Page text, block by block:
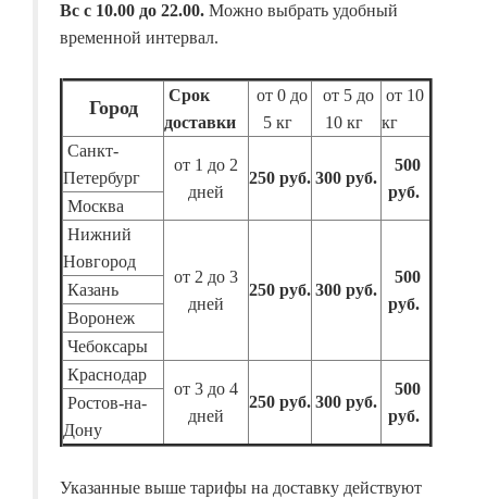
Вс с 10.00 до 22.00. Можно выбрать удобный
временной интервал.
Город
Срок
доставки
от 0 до
5 кг
от 5 до
10 кг
от 10
кг
Санкт-
Петербург
от 1 до 2
дней
250 руб. 300 руб.
500
руб.
Москва
Нижний
Новгород
от 2 до 3
дней
250 руб. 300 руб.
500
руб.
Казань
Воронеж
Чебоксары
Краснодар
от 3 до 4
дней
250 руб. 300 руб.
500
руб.
Ростов-на-
Дону
Указанные выше тарифы на доставку действуют